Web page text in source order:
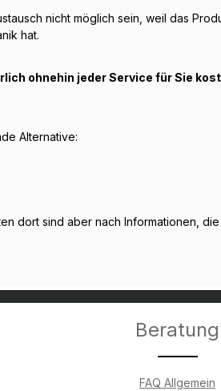
nicht möglich sein, weil das
hat.
ohnehin jeder Service für Sie
Alternative:
dort sind aber nach Informationen,
Beratung
FAQ Allgemein